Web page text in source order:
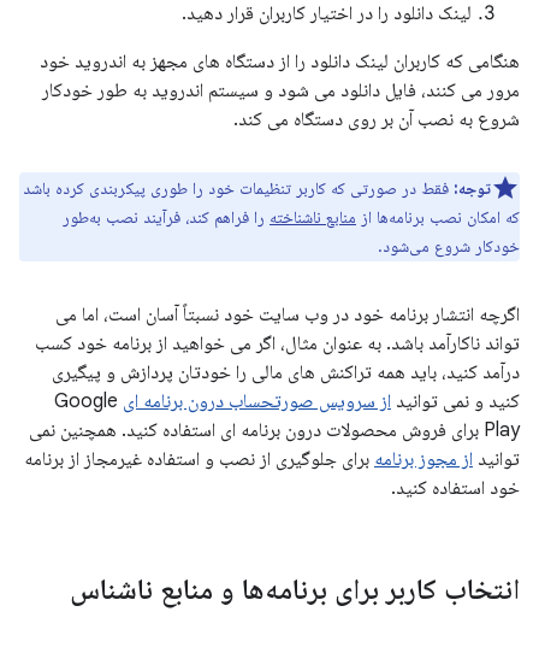
لینک دانلود را در اختیار کاربران قرار دهید.
هنگامی که کاربران لینک دانلود را از دستگاه های مجهز به اندروید خود
مرور می کنند، فایل دانلود می شود و سیستم اندروید به طور خودکار
شروع به نصب آن بر روی دستگاه می کند.
توجه: فقط در صورتی که کاربر تنظیمات خود را طوری پیکربندی کرده باشد
که امکان نصب برنامه‌ها از منابع ناشناخته را فراهم کند، فرآیند نصب به‌طور
خودکار شروع می‌شود.
اگرچه انتشار برنامه خود در وب سایت خود نسبتاً آسان است، اما می
تواند ناکارآمد باشد. به عنوان مثال، اگر می خواهید از برنامه خود کسب
درآمد کنید، باید همه تراکنش های مالی را خودتان پردازش و پیگیری
کنید و نمی توانید از سرویس صورتحساب درون برنامه ای Google
Play برای فروش محصولات درون برنامه ای استفاده کنید. همچنین نمی
توانید از مجوز برنامه برای جلوگیری از نصب و استفاده غیرمجاز از برنامه
خود استفاده کنید.
انتخاب کاربر برای برنامه‌ها و منابع ناشناس